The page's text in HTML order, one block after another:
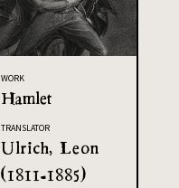
WORK
Hamlet
TRANSLATOR
Ulrich, Leon
(1811-1885)